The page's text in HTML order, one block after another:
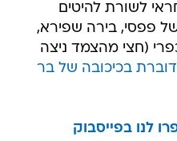
לשורת להיטים
של פפסי, בירה שפירא,
(חצי מהצמד ניצה
בכיכובה של בר
לנו בפייסבוק